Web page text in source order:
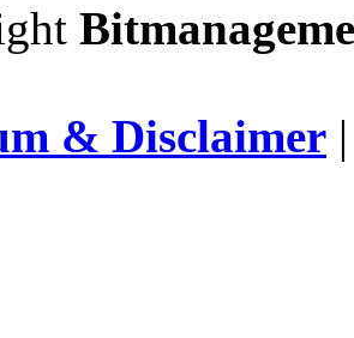
& Disclaimer